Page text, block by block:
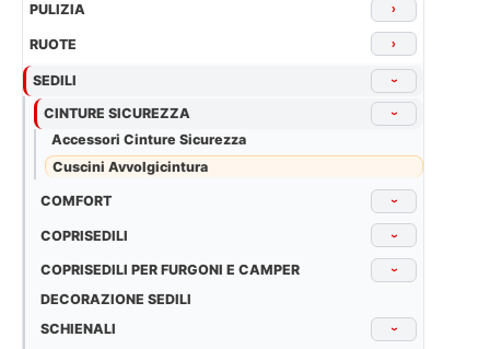
PULIZIA ›
RUOTE ›
SEDILI ›
CINTURE SICUREZZA ›
Accessori Cinture Sicurezza
Cuscini Avvolgicintura
COMFORT ›
COPRISEDILI ›
COPRISEDILI PER FURGONI E CAMPER ›
DECORAZIONE SEDILI
SCHIENALI
›